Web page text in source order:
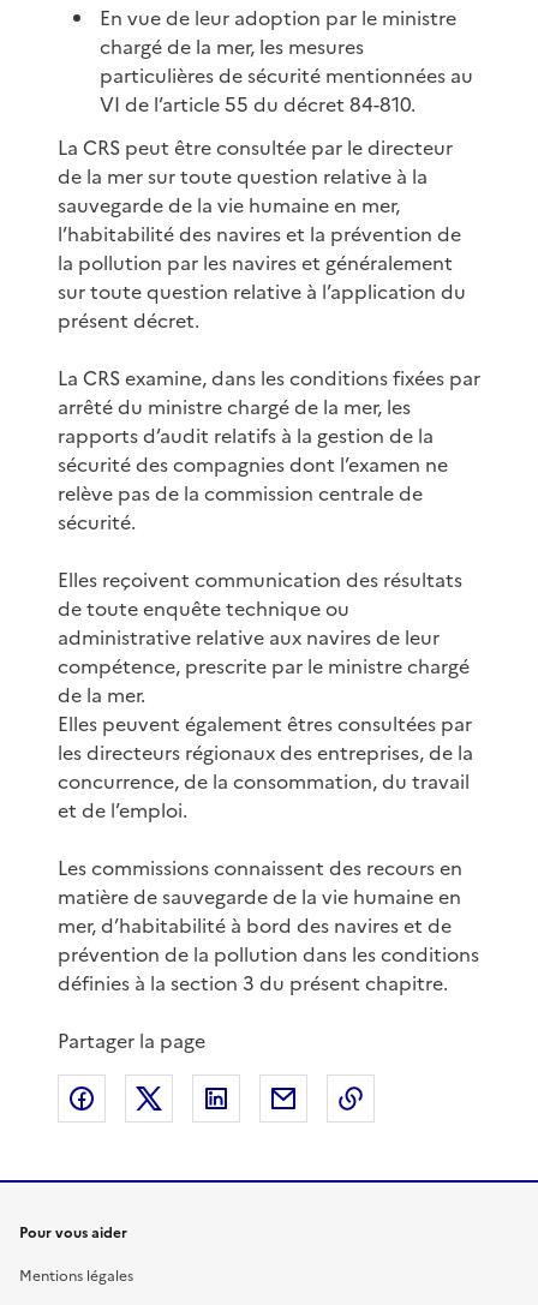
En vue de leur adoption par le ministre
chargé de la mer, les mesures
particulières de sécurité mentionnées au
VI de l’article 55 du décret 84-810.
La CRS peut être consultée par le directeur
de la mer sur toute question relative à la
sauvegarde de la vie humaine en mer,
l’habitabilité des navires et la prévention de
la pollution par les navires et généralement
sur toute question relative à l’application du
présent décret.
La CRS examine, dans les conditions fixées par
arrêté du ministre chargé de la mer, les
rapports d’audit relatifs à la gestion de la
sécurité des compagnies dont l’examen ne
relève pas de la commission centrale de
sécurité.
Elles reçoivent communication des résultats
de toute enquête technique ou
administrative relative aux navires de leur
compétence, prescrite par le ministre chargé
de la mer.
Elles peuvent également êtres consultées par
les directeurs régionaux des entreprises, de la
concurrence, de la consommation, du travail
et de l’emploi.
Les commissions connaissent des recours en
matière de sauvegarde de la vie humaine en
mer, d’habitabilité à bord des navires et de
prévention de la pollution dans les conditions
définies à la section 3 du présent chapitre.
Partager la page
Partager sur Facebook
Partager sur XPartager sur LinkedIn
Partager par email
Pour vous aider
Mentions légales